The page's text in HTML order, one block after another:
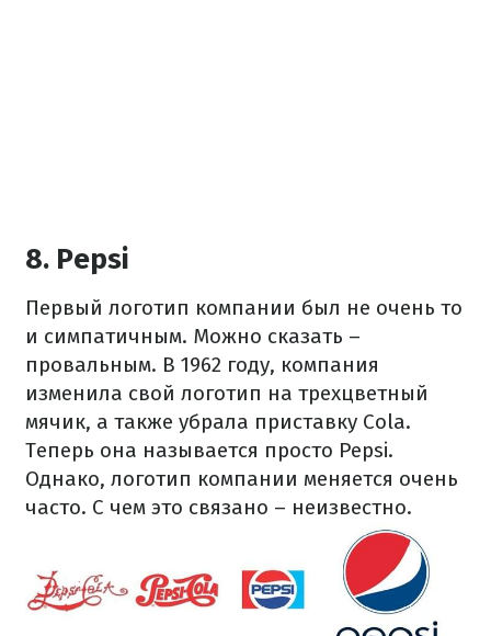
8. Pepsi
Первый логотип компании был не очень то
и симпатичным. Можно сказать –
провальным. В 1962 году, компания
изменила свой логотип на трехцветный
мячик, а также убрала приставку Cola.
Теперь она называется просто Pepsi.
Однако, логотип компании меняется очень
часто. С чем это связано – неизвестно.